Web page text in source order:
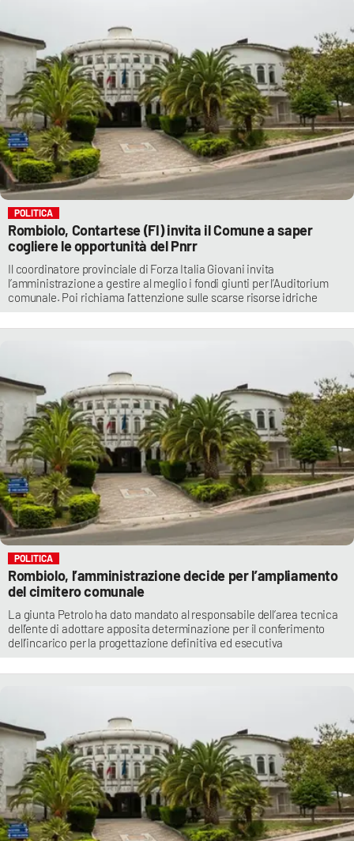
POLITICA
Rombiolo, Contartese (FI) invita il Comune a saper
cogliere le opportunità del Pnrr
Il coordinatore provinciale di Forza Italia Giovani invita
l’amministrazione a gestire al meglio i fondi giunti per l’Auditorium
comunale. Poi richiama l’attenzione sulle scarse risorse idriche
POLITICA
Rombiolo, l’amministrazione decide per l’ampliamento
del cimitero comunale
La giunta Petrolo ha dato mandato al responsabile dell’area tecnica
dell’ente di adottare apposita determinazione per il conferimento
dell’incarico per la progettazione definitiva ed esecutiva